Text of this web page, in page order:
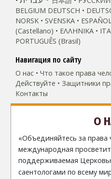
BELGIUM DEUTSCH
NORSK
SVENSKA
(Castellano)
ΕΛΛΗΝΙΚA
PORTUGUÊS (Brasil)‎
Навигация по сайту
О нас
Что такое права
Действуйте
Защитники
Контакты
О
«Объединяйтесь за права
международная
поддерживаемая
саентологами по всему